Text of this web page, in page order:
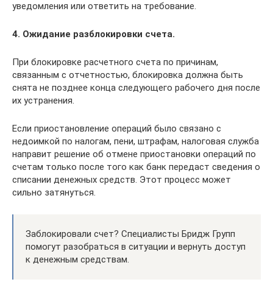
уведомления или ответить на требование.
4. Ожидание разблокировки счета.
При блокировке расчетного счета по причинам,
связанным с отчетностью, блокировка должна быть
снята не позднее конца следующего рабочего дня после
их устранения.
Если приостановление операций было связано с
недоимкой по налогам, пени, штрафам, налоговая служба
направит решение об отмене приостановки операций по
счетам только после того как банк передаст сведения о
списании денежных средств. Этот процесс может
сильно затянуться.
Заблокировали счет? Специалисты Бридж Групп
помогут разобраться в ситуации и вернуть доступ
к денежным средствам.